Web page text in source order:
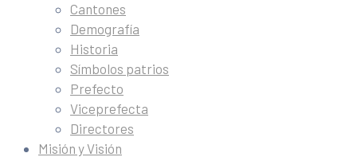
Cantones
Demografía
Historia
Símbolos patrios
Prefecto
Viceprefecta
Directores
Misión y Visión